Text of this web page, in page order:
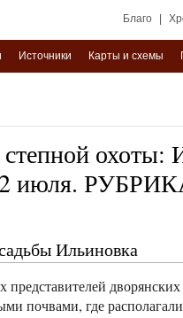
Благо
Источники Карты и схемы
охоты:
22 июля.
Ильиновка
почвами, где